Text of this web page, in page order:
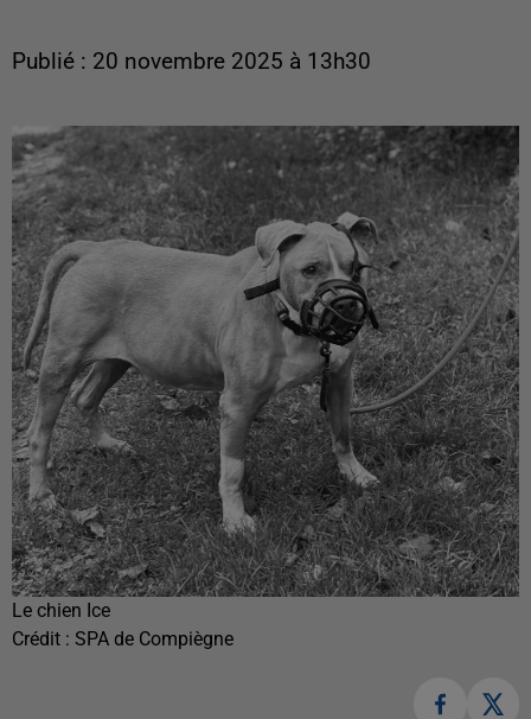
Publié : 20 novembre 2025 à 13h30
Le chien Ice
Crédit : SPA de Compiègne